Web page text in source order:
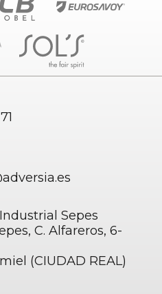
Sepes
C. Alfareros, 6-
(CIUDAD REAL)